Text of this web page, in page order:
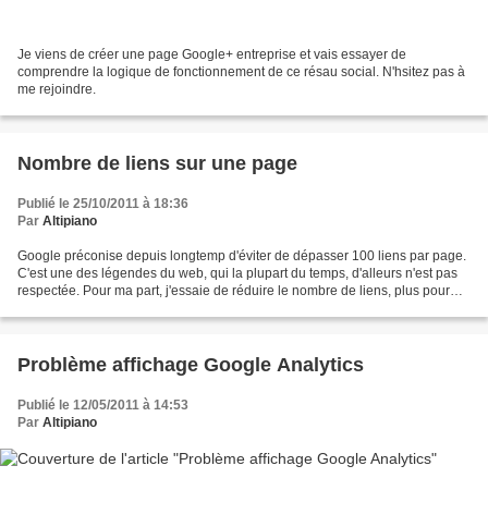
Je viens de créer une page Google+ entreprise et vais essayer de
comprendre la logique de fonctionnement de ce résau social. N'hsitez pas à
me rejoindre.
Nombre de liens sur une page
Publié le 25/10/2011 à 18:36
Par Altipiano
Google préconise depuis longtemp d'éviter de dépasser 100 liens par page.
C'est une des légendes du web, qui la plupart du temps, d'alleurs n'est pas
respectée. Pour ma part, j'essaie de réduire le nombre de liens, plus pour
Problème affichage Google Analytics
Publié le 12/05/2011 à 14:53
Par Altipiano